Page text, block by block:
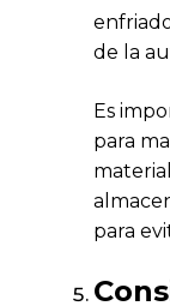
de la
Es
para
para